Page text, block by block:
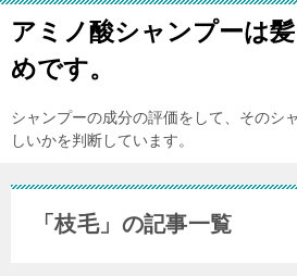
アミノ酸シャンプーは
めです。
シャンプーの成分の評価をして、そのシ
しいかを判断しています。
「枝毛」の記事一覧